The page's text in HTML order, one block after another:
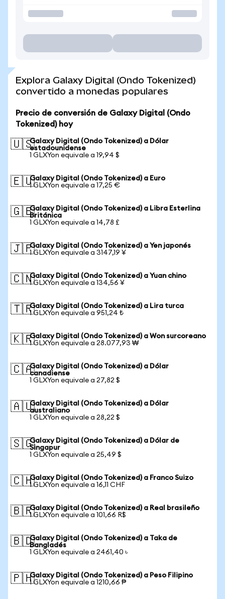
Explora Galaxy Digital (Ondo Tokenized)
convertido a monedas populares
Precio de conversión de Galaxy Digital (Ondo
Tokenized) hoy
🇺🇸Galaxy Digital (Ondo Tokenized) a Dólar
estadounidense
1 GLXYon equivale a 19,94 $
🇪🇺Galaxy Digital (Ondo Tokenized) a Euro
1 GLXYon equivale a 17,25 €
🇬🇧Galaxy Digital (Ondo Tokenized) a Libra Esterlina
Británica
1 GLXYon equivale a 14,78 £
🇯🇵Galaxy Digital (Ondo Tokenized) a Yen japonés
1 GLXYon equivale a 3147,19 ¥
🇨🇳Galaxy Digital (Ondo Tokenized) a Yuan chino
1 GLXYon equivale a 134,56 ¥
🇹🇷Galaxy Digital (Ondo Tokenized) a Lira turca
1 GLXYon equivale a 951,24 ₺
🇰🇷Galaxy Digital (Ondo Tokenized) a Won surcoreano
1 GLXYon equivale a 28.077,93 ₩
🇨🇦Galaxy Digital (Ondo Tokenized) a Dólar
canadiense
1 GLXYon equivale a 27,82 $
🇦🇺Galaxy Digital (Ondo Tokenized) a Dólar
australiano
1 GLXYon equivale a 28,22 $
🇸🇬Galaxy Digital (Ondo Tokenized) a Dólar de
Singapur
1 GLXYon equivale a 25,49 $
🇨🇭Galaxy Digital (Ondo Tokenized) a Franco Suizo
1 GLXYon equivale a 16,11 CHF
🇧🇷Galaxy Digital (Ondo Tokenized) a Real brasileño
1 GLXYon equivale a 101,66 R$
🇧🇩Galaxy Digital (Ondo Tokenized) a Taka de
Bangladés
1 GLXYon equivale a 2461,40 ৳
🇵🇭Galaxy Digital (Ondo Tokenized) a Peso Filipino
1 GLXYon equivale a 1210,66 ₱